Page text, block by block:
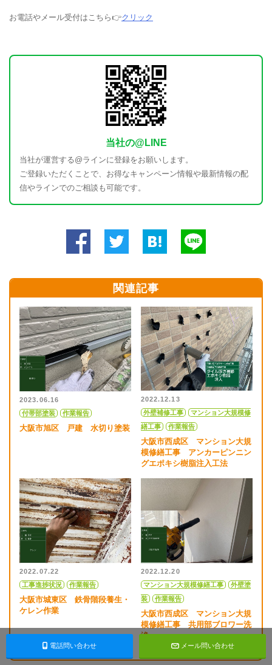
お電話やメール受付はこちら👉クリック
当社の@LINE
当社が運営する@ラインに登録をお願いします。
ご登録いただくことで、お得なキャンペーン情報や最新情報の配
信やラインでのご相談も可能です。
関連記事
2023.06.16
付帯部塗装
作業報告
大阪市旭区 戸建 水切り塗装
2022.12.13
外壁補修工事
マンション大規模修
繕工事
作業報告
大阪市西成区 マンション大規
模修繕工事 アンカーピンニン
グエポキシ樹脂注入工法
2022.07.22
工事進捗状況
作業報告
大阪市城東区 鉄骨階段養生・
ケレン作業
2022.12.20
マンション大規模修繕工事
外壁塗
装
作業報告
大阪市西成区 マンション大規
模修繕工事 共用部ブロワー洗
浄
電話問い合わせ メール問い合わせ